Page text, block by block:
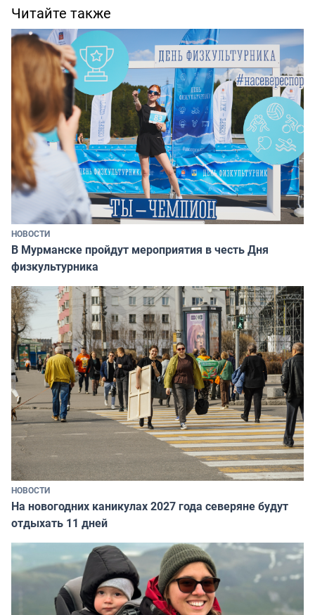
Читайте также
НОВОСТИ
В Мурманске пройдут мероприятия в честь Дня
физкультурника
НОВОСТИ
На новогодних каникулах 2027 года северяне будут
отдыхать 11 дней